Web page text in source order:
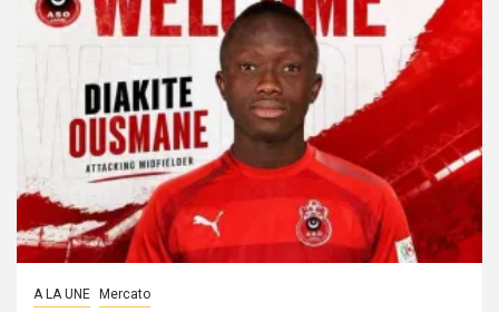
A LA UNE Mercato